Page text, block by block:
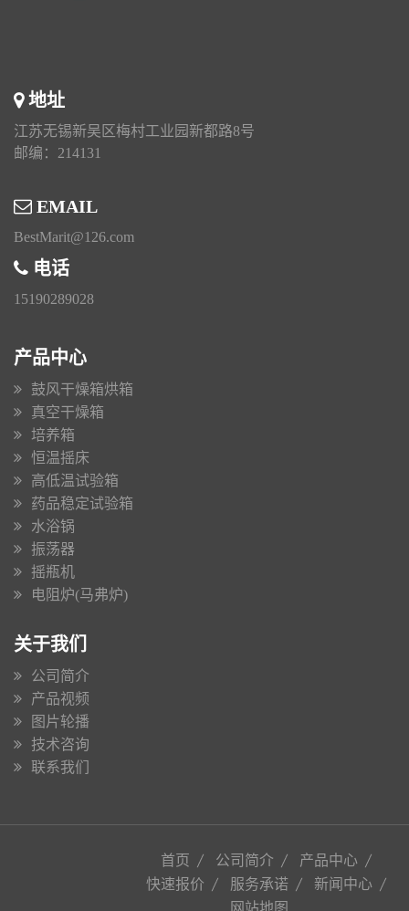
地址
江苏无锡新吴区梅村工业园新都路8号
邮编：214131
EMAIL
BestMarit@126.com
电话
15190289028
产品中心
鼓风干燥箱烘箱
真空干燥箱
培养箱
恒温摇床
高低温试验箱
药品稳定试验箱
水浴锅
振荡器
摇瓶机
电阻炉(马弗炉)
关于我们
公司简介
产品视频
图片轮播
技术咨询
联系我们
首页 公司简介
产品中心
快速报价
服务承诺
新闻中心
网站地图